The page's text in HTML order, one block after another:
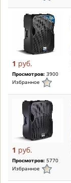
1 руб.
Просмотров: 3900
Избранное
1 руб.
Просмотров: 5770
Избранное